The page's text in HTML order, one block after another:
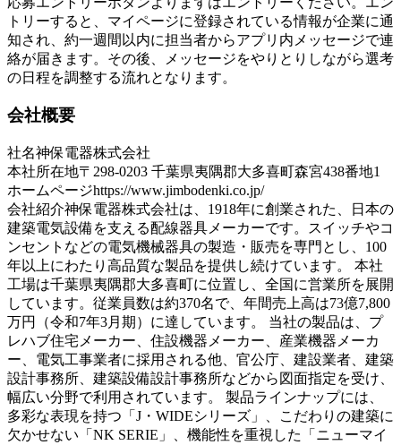
トリーすると、マイページに登録されている情報が企業に通
知され、約一週間以内に担当者からアプリ内メッセージで連
絡が届きます。その後、メッセージをやりとりしながら選考
の日程を調整する流れとなります。
会社概要
社名神保電器株式会社
本社所在地〒298-0203 千葉県夷隅郡大多喜町森宮438番地1
ホームページhttps://www.jimbodenki.co.jp/
会社紹介神保電器株式会社は、1918年に創業された、日本の
建築電気設備を支える配線器具メーカーです。スイッチやコ
ンセントなどの電気機械器具の製造・販売を専門とし、100
年以上にわたり高品質な製品を提供し続けています。 本社
工場は千葉県夷隅郡大多喜町に位置し、全国に営業所を展開
しています。従業員数は約370名で、年間売上高は73億7,800
万円（令和7年3月期）に達しています。 当社の製品は、プ
レハブ住宅メーカー、住設機器メーカー、産業機器メーカ
ー、電気工事業者に採用される他、官公庁、建設業者、建築
設計事務所、建築設備設計事務所などから図面指定を受け、
幅広い分野で利用されています。 製品ラインナップには、
多彩な表現を持つ「J・WIDEシリーズ」、こだわりの建築に
欠かせない「NK SERIE」、機能性を重視した「ニューマイ